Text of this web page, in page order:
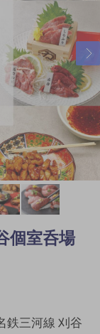
個室呑場
鉄三河線 刈谷